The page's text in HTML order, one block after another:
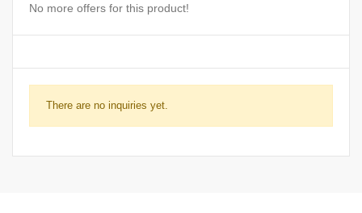
No more offers for this product!
There are no inquiries yet.